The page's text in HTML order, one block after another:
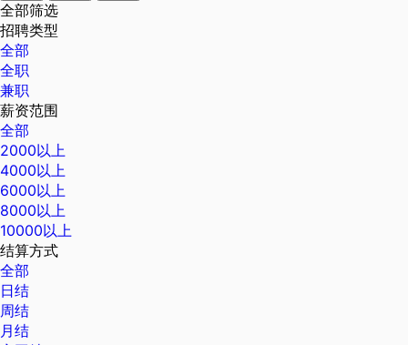
全部筛选
招聘类型
全部
全职
兼职
薪资范围
全部
2000以上
4000以上
6000以上
8000以上
10000以上
结算方式
全部
日结
周结
月结